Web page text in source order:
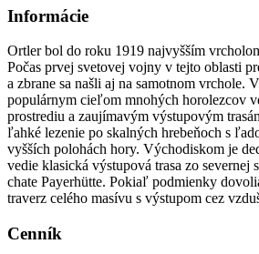
Informácie
Ortler bol do roku 1919 najvyšším
Počas prvej svetovej vojny v tejto oblasti
a zbrane sa našli aj na samotnom vrchole.
populárnym cieľom mnohých horolezcov
prostrediu a zaujímavým výstupovým
ľahké lezenie po skalných hrebeňoch s
vyšších polohách hory. Východiskom je
vedie klasická výstupová trasa zo severnej
chate Payerhütte. Pokiaľ podmienky
traverz celého masívu s výstupom cez
Cenník